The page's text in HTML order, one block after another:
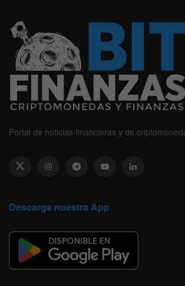
Portal de noticias financieras y de
Descarga nuestra App